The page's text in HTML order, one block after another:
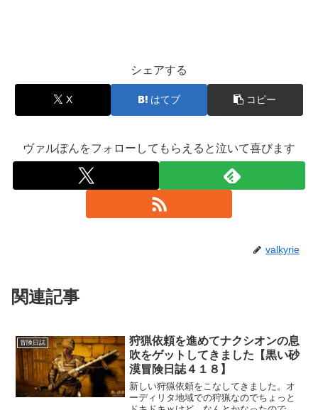
シェアする
X はてブ コピー
ヴァルぽんをフォローしてもらえると泣いて喜びます
valkyrie
関連記事
冒険日誌
狩猟依頼を進めてナクシオンの息
吹をゲットしてきました【黒い砂
漠冒険日誌４１８】
新しい狩猟依頼をこなしてきました。オ
ーディリタ地域での狩猟なのでちょっと